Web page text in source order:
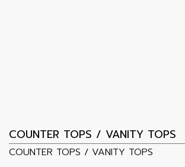
COUNTER TOPS / VANITY TOPS
COUNTER TOPS / VANITY TOPS